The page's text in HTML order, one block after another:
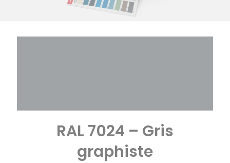
RAL 7024 – Gris
graphiste